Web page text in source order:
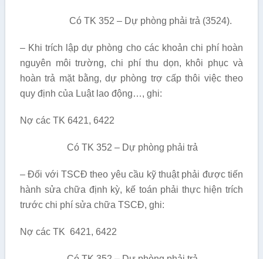
Có TK 352 – Dự phòng phải trả (3524).
– Khi trích lập dự phòng cho các khoản chi phí hoàn
nguyên môi trường, chi phí thu dọn, khôi phục và
hoàn trả mặt bằng, dự phòng trợ cấp thôi việc theo
quy định của Luật lao động…, ghi:
Nợ các TK 6421, 6422
Có TK 352 – Dự phòng phải trả
– Đối với TSCĐ theo yêu cầu kỹ thuật phải được tiến
hành sửa chữa định kỳ, kế toán phải thực hiện trích
trước chi phí sửa chữa TSCĐ, ghi:
Nợ các TK 6421, 6422